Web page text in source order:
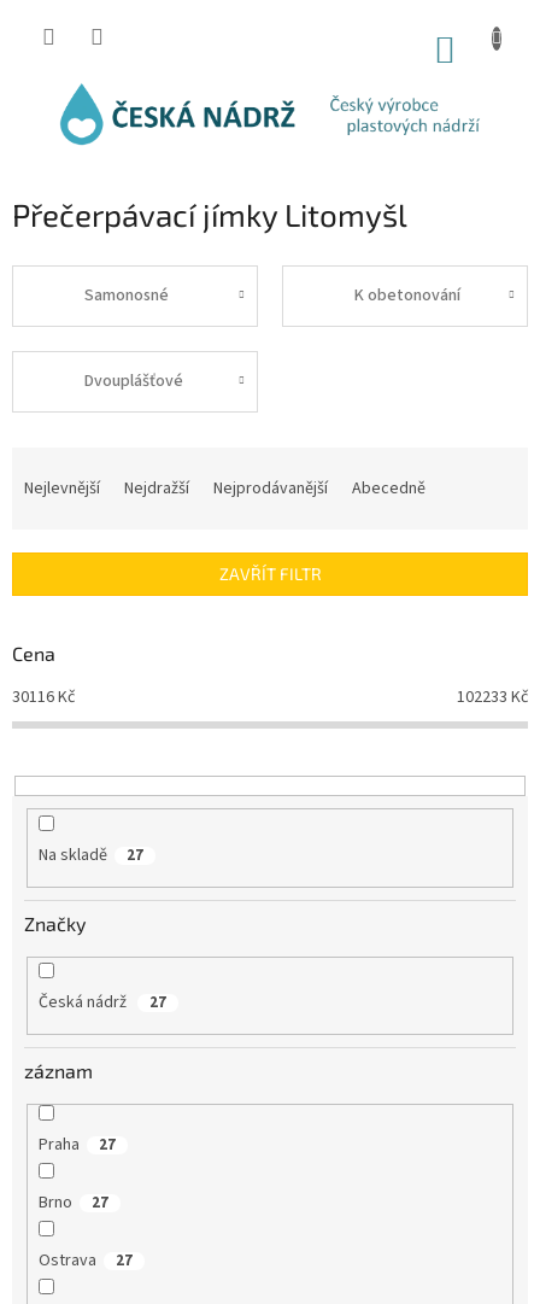
Přečerpávací jímky Litomyšl
Samonosné K obetonování
Dvouplášťové
í
r
o
d
u
t
ů
Nejlevnější Nejdražší Nejprodávanější Abecedně
ZAVŘÍT FILTR
Cena
30116Kč 102233 Kč
Na skladě 27
Značky
Česká nádrž 27
záznam
Praha 27
Brno 27
Ostrava 27